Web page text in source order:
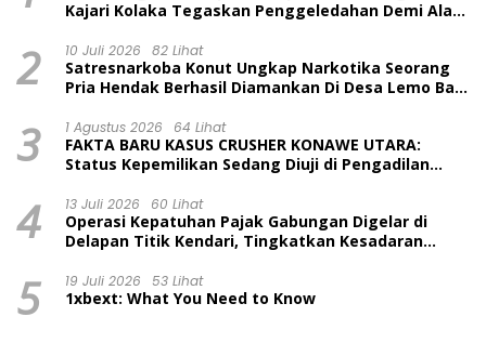
Kajari Kolaka Tegaskan Penggeledahan Demi Alat
2 10 Juli 2026 82 Lihat
Satresnarkoba Konut Ungkap Narkotika Seorang
Pria Hendak Berhasil Diamankan Di Desa Lemo Bajo
3 1 Agustus 2026 64 Lihat
FAKTA BARU KASUS CRUSHER KONAWE UTARA:
Status Kepemilikan Sedang Diuji di Pengadilan
Dinilai Prematur
4 13 Juli 2026 60 Lihat
Operasi Kepatuhan Pajak Gabungan Digelar di
Delapan Titik Kendari, Tingkatkan Kesadaran
5 19 Juli 2026 53 Lihat
1xbext: What You Need to Know